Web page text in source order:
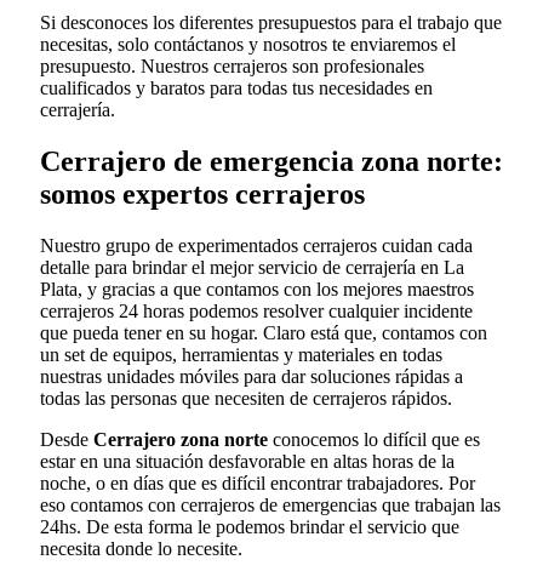
Si desconoces los diferentes presupuestos para el trabajo que
necesitas, solo contáctanos y nosotros te enviaremos el
presupuesto. Nuestros cerrajeros son profesionales
cualificados y baratos para todas tus necesidades en
cerrajería.
Cerrajero de emergencia zona norte:
somos expertos cerrajeros
Nuestro grupo de experimentados cerrajeros cuidan cada
detalle para brindar el mejor servicio de cerrajería en La
Plata, y gracias a que contamos con los mejores maestros
cerrajeros 24 horas podemos resolver cualquier incidente
que pueda tener en su hogar. Claro está que, contamos con
un set de equipos, herramientas y materiales en todas
nuestras unidades móviles para dar soluciones rápidas a
todas las personas que necesiten de cerrajeros rápidos.
Desde Cerrajero zona norte conocemos lo difícil que es
estar en una situación desfavorable en altas horas de la
noche, o en días que es difícil encontrar trabajadores. Por
eso contamos con cerrajeros de emergencias que trabajan las
24hs. De esta forma le podemos brindar el servicio que
necesita donde lo necesite.